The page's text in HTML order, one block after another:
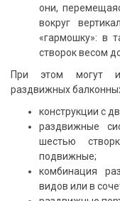
они,
вокруг
«гармошку»: в
створок весом
При этом могут
раздвижных
конструкции с
раздвижные
шестью
подвижные;
комбинация
видов или в